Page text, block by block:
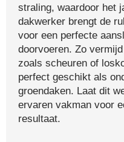
straling, waardoor het
dakwerker brengt de
voor een perfecte
doorvoeren. Zo
zoals scheuren of
perfect geschikt als
groendaken. Laat dit
ervaren vakman voor
resultaat.